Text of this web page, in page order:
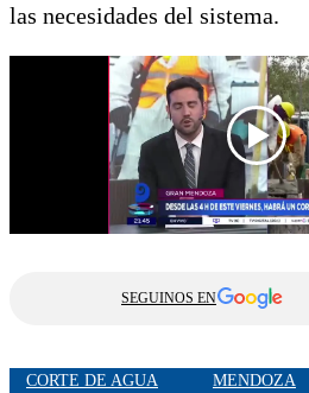
las necesidades del sistema.
SEGUINOS EN
CORTE DE AGUA MENDOZA